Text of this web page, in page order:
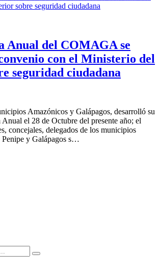
Anual del COMAGA se
con el Ministerio del
seguridad ciudadana
Amazónicos y Galápagos, desarrolló su
el 28 de Octubre del presente año; el
concejales, delegados de los municipios
Penipe y Galápagos s…